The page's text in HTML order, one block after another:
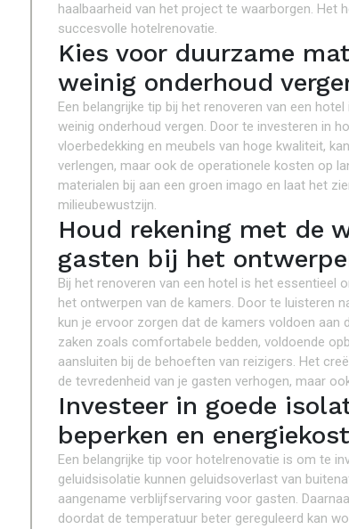
haalbaarheid van het project te waarborgen. Het
succesvolle hotelrenovatie.
Kies voor duurzame
weinig onderhoud
Een belangrijke tip bij het renoveren van een
weinig onderhoud vergen. Door te investeren in
vloerbedekking en meubels van hoge kwaliteit,
verlengen, maar ook de operationele kosten op
materialen bij aan een groen imago en laat het
milieubewustzijn.
Houd rekening met de
gasten bij het
Bij het renoveren van een hotel is het essentieel
het ontwerpen van de kamers. Door te luisteren
kun je ervoor zorgen dat de kamers voldoen aan
zaken zoals comfortabele bedden, voldoende
aansluiten bij de behoeften van reizigers. Het
de tevredenheid van je gasten verhogen, maar
Investeer in goede
beperken en
Een belangrijke tip voor hotelrenovatie is om te
geluidsisolatie kunnen geluidsoverlast van
aangename verblijfservaring voor gasten.
doordat de temperatuur beter gereguleerd kan